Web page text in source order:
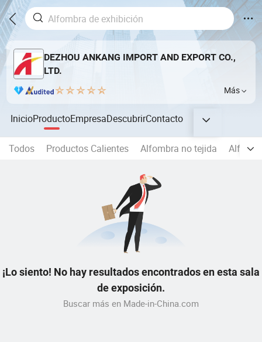
DEZHOU ANKANG IMPORT AND EXPORT CO.,
LTD.
Más
InicioProductoEmpresaDescubrirContacto
Todos Productos Calientes Alfombra no tejida
¡Lo siento! No hay resultados encontrados en esta sala
de exposición.
Buscar más en Made-in-China.com